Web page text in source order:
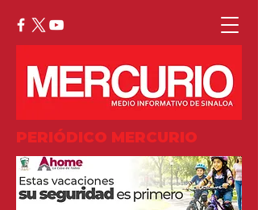
PERIÓDICO MERCURIO